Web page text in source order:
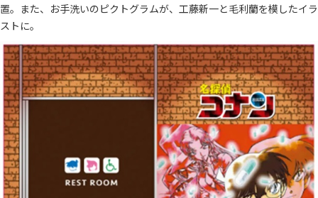
置。また、お手洗いのピクトグラムが、工藤新一と毛利蘭を模したイラ
ストに。